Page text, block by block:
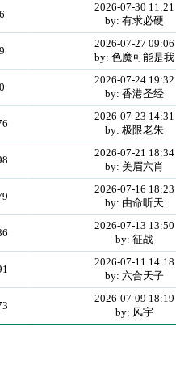
2026-07-30 11:21
by: 有求必硬
2026-07-27 09:06
by: 色魔可能是我
2026-07-24 19:32
by: 香港圣经
2026-07-23 14:31
by: 极限老朱
2026-07-21 18:34
by: 美眉六肖
2026-07-16 18:23
by: 由命听天
2026-07-13 13:50
by: 征战
2026-07-11 14:18
by: 六合天子
2026-07-09 18:19
by: 风宇